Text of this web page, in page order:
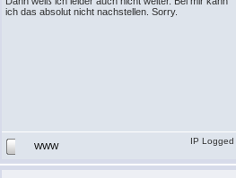
ich das absolut nicht nachstellen. Sorry.
WWW
IP Logged